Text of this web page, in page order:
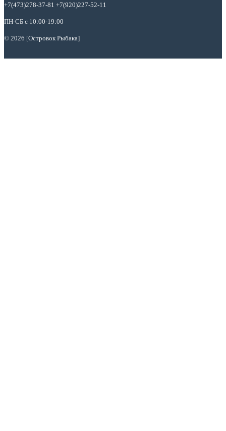
+7(473)278-37-81 +7(920)227-52-11
ПН-СБ с 10:00-19:00
© 2026 [Островок Рыбака]